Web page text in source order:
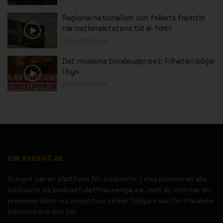
Regional nationalism och folkets framtid
när nationalstatens tid är förbi
Det moderna bondeupproret: Friheten börjar
i byn
OM SVEGOT.SE
Svegot var en plattform för podcasts. I dag publiceras alla
podcasts på podcast.detfriasverige.se, men du som har en
prenumeration via svegot.se sedan tidigare kan fortfarande
administrera den här.